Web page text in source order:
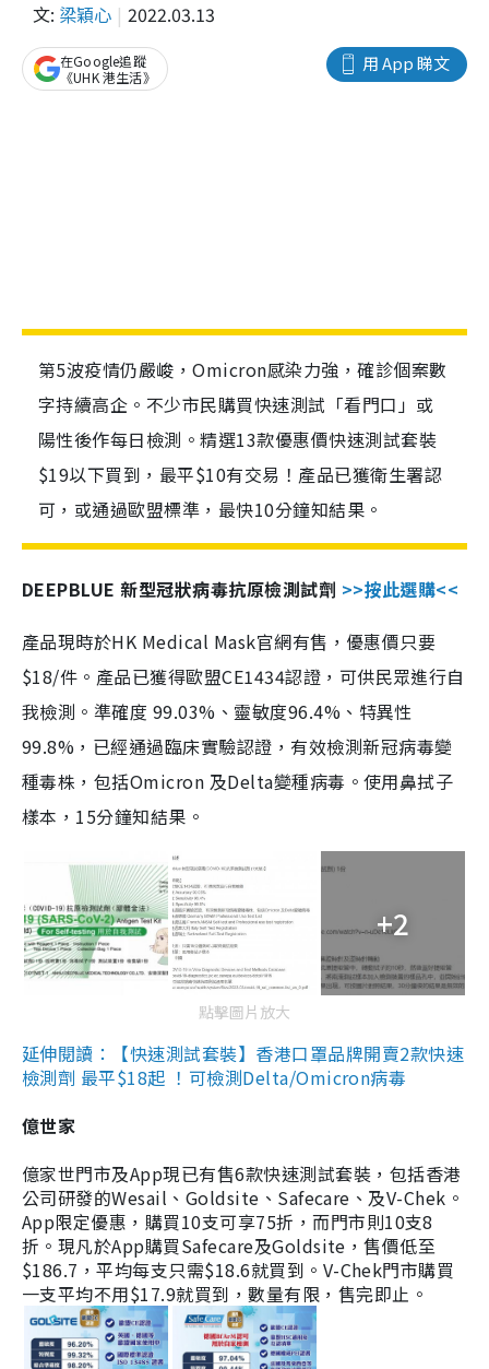
文: 梁穎心 2022.03.13
用 App 睇文
在Google追蹤
《UHK 港生活》
第5波疫情仍嚴峻，Omicron感染力強，確診個案數
字持續高企。不少市民購買快速測試「看門口」或
陽性後作每日檢測。精選13款優惠價快速測試套裝
$19以下買到，最平$10有交易！產品已獲衛生署認
可，或通過歐盟標準，最快10分鐘知結果。
DEEPBLUE 新型冠狀病毒抗原檢測試劑 >>按此選購<<
產品現時於HK Medical Mask官網有售，優惠價只要
$18/件。產品已獲得歐盟CE1434認證，可供民眾進行自
我檢測。準確度 99.03%、靈敏度96.4%、特異性
99.8%，已經通過臨床實驗認證，有效檢測新冠病毒變
種毒株，包括Omicron 及Delta變種病毒。使用鼻拭子
樣本，15分鐘知結果。
+2
點擊圖片放大
延伸閱讀：【快速測試套裝】香港口罩品牌開賣2款快速
檢測劑 最平$18起 ！可檢測Delta/Omicron病毒
億世家
億家世門市及App現已有售6款快速測試套裝，包括香港
公司研發的Wesail、Goldsite、Safecare、及V-Chek。
App限定優惠，購買10支可享75折，而門市則10支8
折。現凡於App購買Safecare及Goldsite，售價低至
$186.7，平均每支只需$18.6就買到。V-Chek門市購買
一支平均不用$17.9就買到，數量有限，售完即止。